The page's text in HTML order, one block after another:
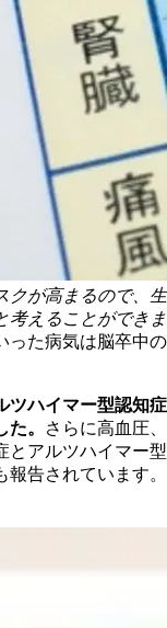
クが高まるので、生
考えることができま
った病気は脳卒中の
ツハイマー型認知症
。
さらに高血圧、
とアルツハイマー型
告されています。